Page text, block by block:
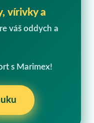
vírivky a
váš oddych a
s Marimex!